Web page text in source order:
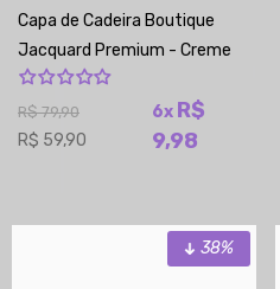
Capa de Cadeira Boutique
Jacquard Premium - Creme
R$ 79,90
R$ 59,90
6x R$
9,98
38%